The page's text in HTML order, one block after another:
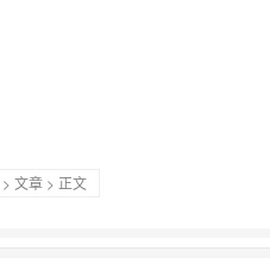
> 文章 > 正文